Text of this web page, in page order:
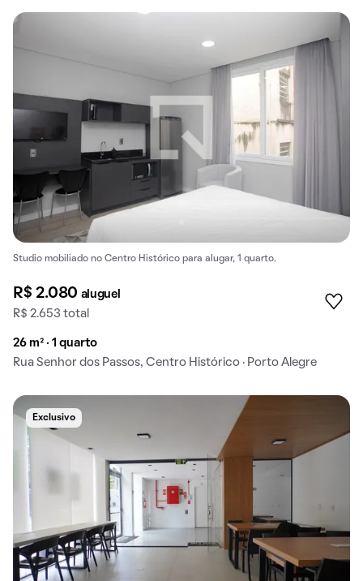
Studio mobiliado no Centro Histórico para alugar, 1 quarto.
R$ 2.080 aluguel
R$ 2.653 total
26 m² · 1 quarto
Rua Senhor dos Passos, Centro Histórico · Porto Alegre
Exclusivo